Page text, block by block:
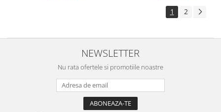
1 2
NEWSLETTER
Nu rata ofertele si promotiile noastre